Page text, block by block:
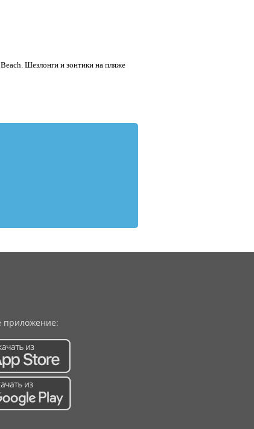
Шезлонги и зонтики на пляже
приложение: